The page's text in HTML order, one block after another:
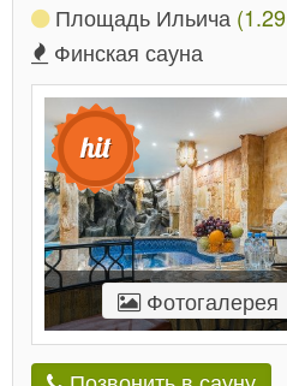
Площадь Ильича
Финская сауна
Фотогалерея